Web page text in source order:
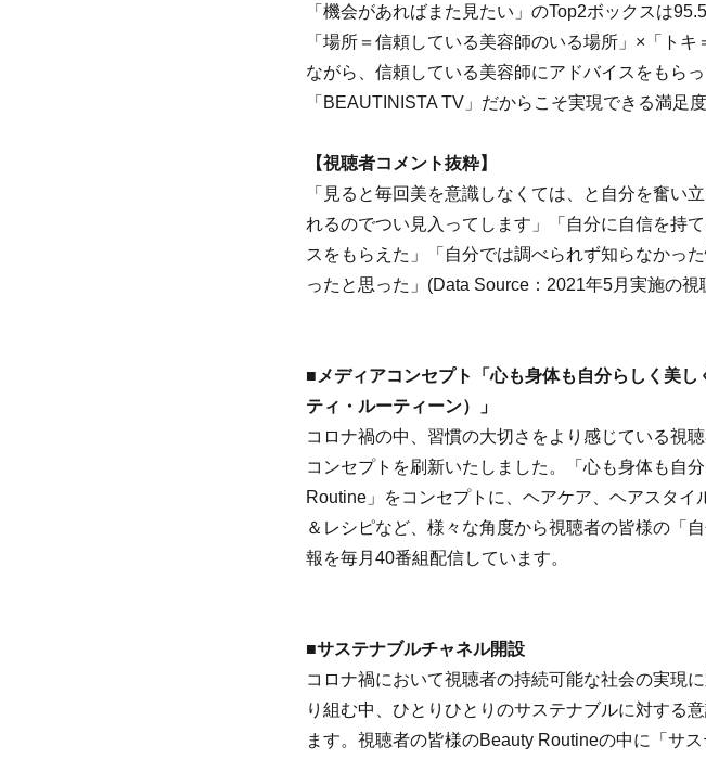
「機会があればまた見たい」のTop2ボックスは
「場所＝信頼している美容師のいる場所」×「ト
ながら、信頼している美容師にアドバイスをもら
「BEAUTINISTA TV」だからこそ実現できる満足
【視聴者コメント抜粋】
「見ると毎回美を意識しなくては、と自分を奮い
れるのでつい見入ってします」「自分に自信を持
スをもらえた」「自分では調べられず知らなかっ
ったと思った」(Data Source：2021年5月実施の
■メディアコンセプト「心も身体も自分らしく美
ティ・ルーティーン）」
コロナ禍の中、習慣の大切さをより感じている視
コンセプトを刷新いたしました。「心も身体も自
Routine」をコンセプトに、ヘアケア、ヘアスタ
＆レシピなど、様々な角度から視聴者の皆様の「
報を毎月40番組配信しています。
■サステナブルチャネル開設
コロナ禍において視聴者の持続可能な社会の実現
り組む中、ひとりひとりのサステナブルに対する
ます。視聴者の皆様のBeauty Routineの中に「サ